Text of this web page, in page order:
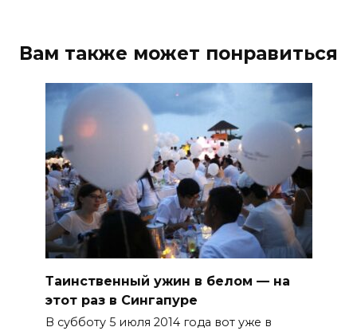
Вам также может понравиться
Таинственный ужин в белом — на
этот раз в Сингапуре
В субботу 5 июля 2014 года вот уже в